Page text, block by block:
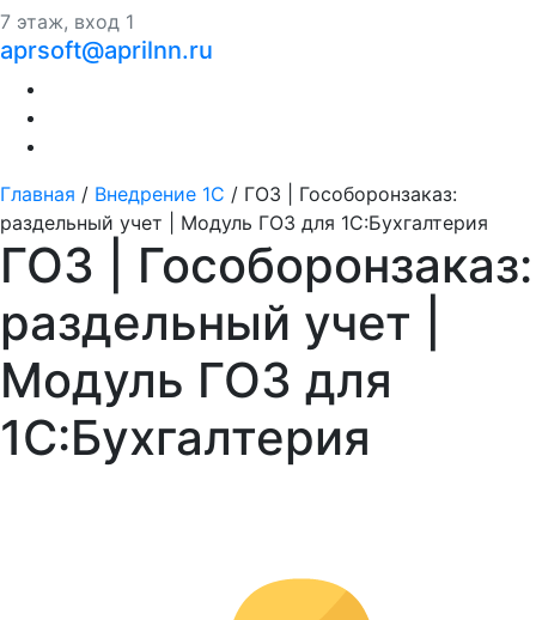
7 этаж, вход 1
aprsoft@aprilnn.ru
Главная / Внедрение 1С / ГОЗ | Гособоронзаказ:
раздельный учет | Модуль ГОЗ для 1С:Бухгалтерия
ГОЗ | Гособоронзаказ:
раздельный учет |
Модуль ГОЗ для
1С:Бухгалтерия